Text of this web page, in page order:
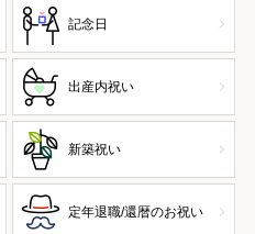
記念日
出産内祝い
新築祝い
定年退職/還暦のお祝い